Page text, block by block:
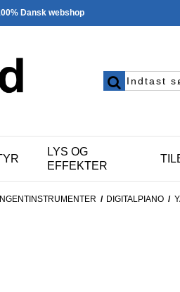
Dansk webshop
LYS OG
EFFEKTER
/ DIGITALPIANO /